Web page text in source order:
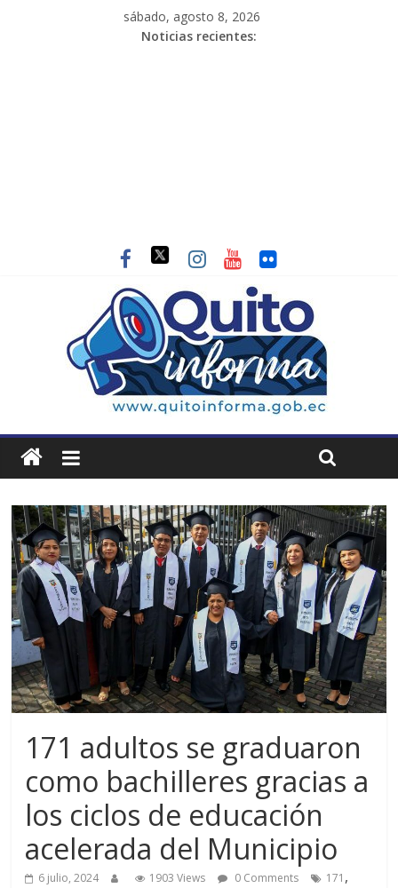
sábado, agosto 8, 2026
Noticias recientes:
171 adultos se graduaron
como bachilleres gracias a
los ciclos de educación
acelerada del Municipio
6 julio, 2024 1903 Views 0 Comments 171 ,